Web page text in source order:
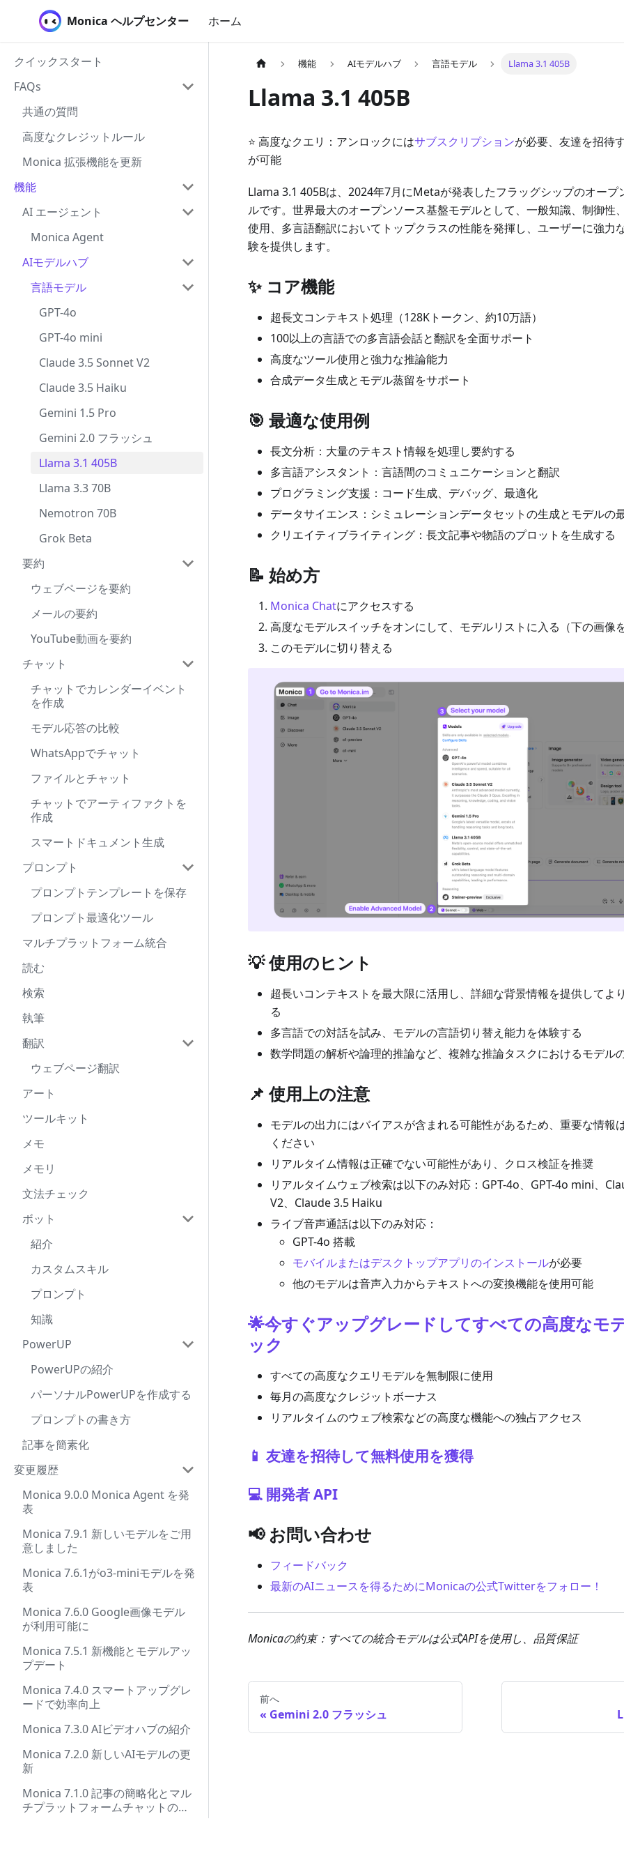
Monica ヘルプセンター ホーム
クイックスタート
FAQs
共通の質問
高度なクレジットルール
Monica 拡張機能を更新
機能
AI エージェント
Monica Agent
AIモデルハブ
言語モデル
GPT-4o
GPT-4o mini
Claude 3.5 Sonnet V2
Claude 3.5 Haiku
Gemini 1.5 Pro
Gemini 2.0 フラッシュ
Llama 3.1 405B
Llama 3.3 70B
Nemotron 70B
Grok Beta
要約
ウェブページを要約
メールの要約
YouTube動画を要約
チャット
チャットでカレンダーイベント
を作成
モデル応答の比較
WhatsAppでチャット
ファイルとチャット
チャットでアーティファクトを
作成
スマートドキュメント生成
プロンプト
プロンプトテンプレートを保存
プロンプト最適化ツール
マルチプラットフォーム統合
読む
検索
執筆
翻訳
ウェブページ翻訳
アート
ツールキット
メモ
メモリ
文法チェック
ボット
紹介
カスタムスキル
プロンプト
知識
PowerUP
PowerUPの紹介
パーソナルPowerUPを作成する
プロンプトの書き方
記事を簡素化
変更履歴
Monica 9.0.0 Monica Agent を発
表
Monica 7.9.1 新しいモデルをご用
意しました
Monica 7.6.1がo3-miniモデルを発
表
Monica 7.6.0 Google画像モデル
が利用可能に
Monica 7.5.1 新機能とモデルアッ
プデート
Monica 7.4.0 スマートアップグレ
ードで効率向上
Monica 7.3.0 AIビデオハブの紹介
Monica 7.2.0 新しいAIモデルの更
新
Monica 7.1.0 記事の簡略化とマル
チプラットフォームチャットの導
機能 AIモデルハブ 言語モデル Llama 3.1 405B
Llama 3.1 405B
⭐ 高度なクエリ：アンロックにはサブスクリプションが必要、友達を招待
が可能
Llama 3.1 405Bは、2024年7月にMetaが発表したフラッグシップのオープ
ルです。世界最大のオープンソース基盤モデルとして、一般知識、制御性
使用、多言語翻訳においてトップクラスの性能を発揮し、ユーザーに強力
験を提供します。
✨ コア機能
超長文コンテキスト処理（128Kトークン、約10万語）
100以上の言語での多言語会話と翻訳を全面サポート
高度なツール使用と強力な推論能力
合成データ生成とモデル蒸留をサポート
🎯 最適な使用例
長文分析：大量のテキスト情報を処理し要約する
多言語アシスタント：言語間のコミュニケーションと翻訳
プログラミング支援：コード生成、デバッグ、最適化
データサイエンス：シミュレーションデータセットの生成とモデルの
クリエイティブライティング：長文記事や物語のプロットを生成する
📝 始め方
Monica Chatにアクセスする
高度なモデルスイッチをオンにして、モデルリストに入る（下の画像
このモデルに切り替える
💡 使用のヒント
超長いコンテキストを最大限に活用し、詳細な背景情報を提供してよ
る
多言語での対話を試み、モデルの言語切り替え能力を体験する
数学問題の解析や論理的推論など、複雑な推論タスクにおけるモデル
📌 使用上の注意
モデルの出力にはバイアスが含まれる可能性があるため、重要な情報
ください
リアルタイム情報は正確でない可能性があり、クロス検証を推奨
リアルタイムウェブ検索は以下のみ対応：GPT-4o、GPT-4o mini、
V2、Claude 3.5 Haiku
ライブ音声通話は以下のみ対応：
GPT-4o 搭載
モバイルまたはデスクトップアプリのインストールが必要
他のモデルは音声入力からテキストへの変換機能を使用可能
🌟今すぐアップグレードしてすべての高度なモ
ック
すべての高度なクエリモデルを無制限に使用
毎月の高度なクレジットボーナス
リアルタイムのウェブ検索などの高度な機能への独占アクセス
📱 友達を招待して無料使用を獲得
💻 開発者 API
📢 お問い合わせ
フィードバック
最新のAIニュースを得るためにMonicaの公式Twitterをフォロー！
Monicaの約束：すべての統合モデルは公式APIを使用し、品質保証
前へ
Gemini 2.0 フラッシュ